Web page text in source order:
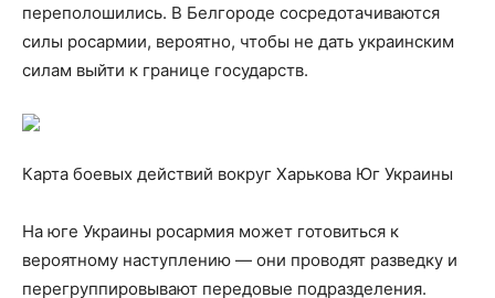
переполошились. В Белгороде сосредотачиваются
силы росармии, вероятно, чтобы не дать украинским
силам выйти к границе государств.
Карта боевых действий вокруг Харькова Юг Украины
На юге Украины росармия может готовиться к
вероятному наступлению — они проводят разведку и
перегруппировывают передовые подразделения.